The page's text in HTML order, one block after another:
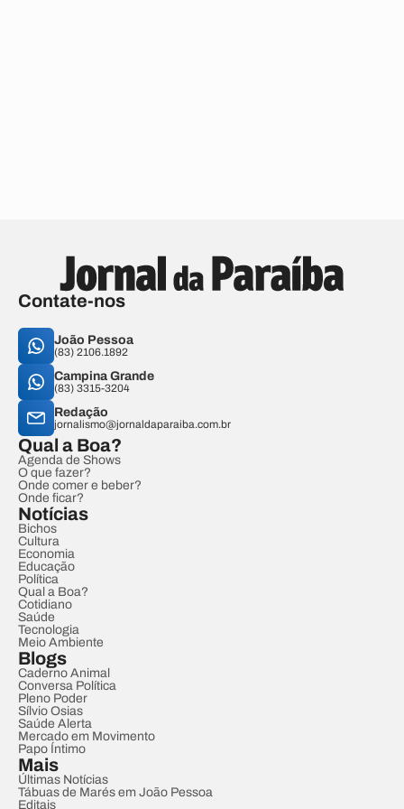
Contate-nos
João Pessoa
(83) 2106.1892
Campina Grande
(83) 3315-3204
Redação
jornalismo@jornaldaparaiba.com.br
Qual a Boa?
Agenda de Shows
O que fazer?
Onde comer e beber?
Onde ficar?
Notícias
Bichos
Cultura
Economia
Educação
Política
Qual a Boa?
Cotidiano
Saúde
Tecnologia
Meio Ambiente
Blogs
Caderno Animal
Conversa Política
Pleno Poder
Sílvio Osias
Saúde Alerta
Mercado em Movimento
Papo Íntimo
Mais
Últimas Notícias
Tábuas de Marés em João Pessoa
Editais